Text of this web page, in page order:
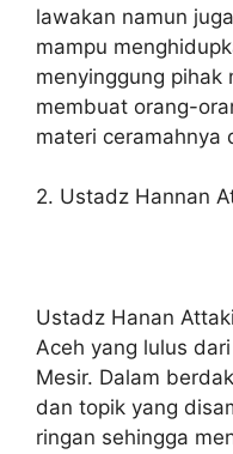
lawakan namun
mampu
menyinggung pihak
membuat orang-
materi ceramahnya
2. Ustadz Hannan
Ustadz Hanan
Aceh yang lulus
Mesir. Dalam
dan topik yang
ringan sehingga